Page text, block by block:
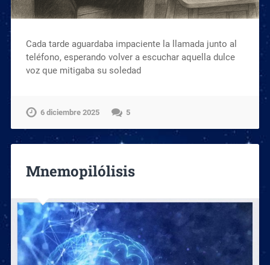
Cada tarde aguardaba impaciente la llamada junto al
teléfono, esperando volver a escuchar aquella dulce
voz que mitigaba su soledad
6 diciembre 2025 5
Mnemopilólisis